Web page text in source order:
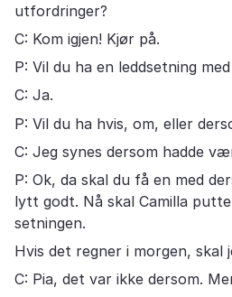
utfordringer?
C: Kom igjen! Kjør på.
P: Vil du ha en leddsetning
C: Ja.
P: Vil du ha hvis, om, eller
C: Jeg synes dersom hadde
P: Ok, da skal du få en med
lytt godt. Nå skal Camilla
setningen.
Hvis det regner i morgen, skal
C: Pia, det var ikke dersom.